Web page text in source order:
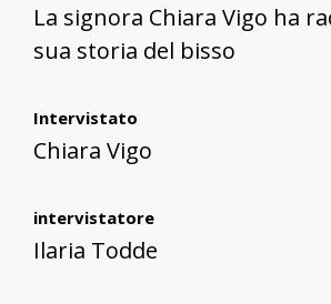
La signora Chiara Vigo ha
sua storia del bisso
Intervistato
Chiara Vigo
intervistatore
Ilaria Todde